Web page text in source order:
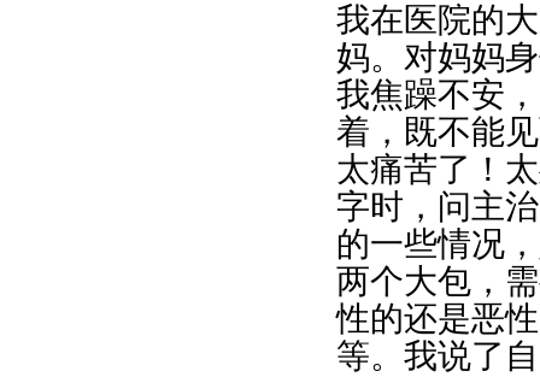
我在医院的
妈。对妈妈
我焦躁不安
着，既不能
太痛苦了！
字时，问主
的一些情况
两个大包，
性的还是恶
等。我说了